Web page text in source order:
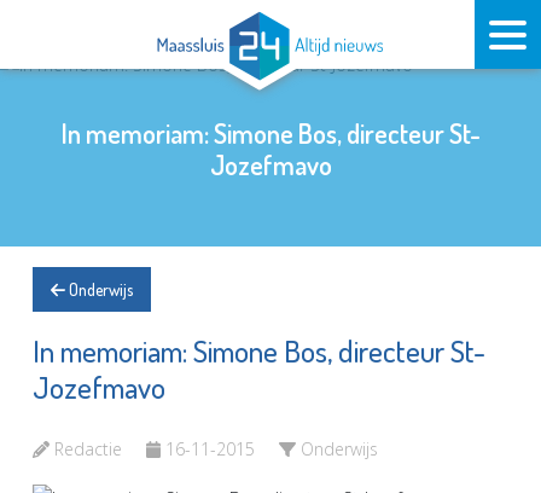
In memoriam: Simone Bos, directeur St-
Jozefmavo
Onderwijs
In memoriam: Simone Bos, directeur St-
Jozefmavo
Redactie 16-11-2015 Onderwijs